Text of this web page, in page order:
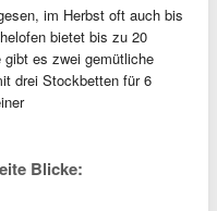
im Herbst oft auch bis
bietet bis zu 20
es zwei gemütliche
drei Stockbetten für 6
Blicke: